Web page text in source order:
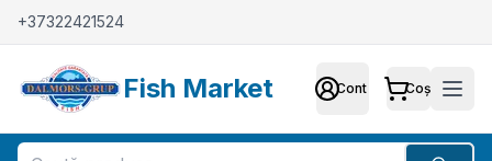
+37322421524
Fish Market Cont
Cont Coș